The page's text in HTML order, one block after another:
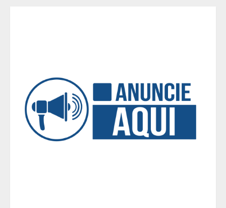
5
Fui impactado, agora é tarde!
O esgotamento parental e os “pais